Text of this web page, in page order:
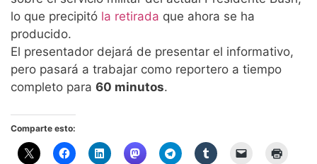
lo que precipitó la retirada que ahora se ha
producido.
El presentador dejará de presentar el informativo,
pero pasará a trabajar como reportero a tiempo
completo para 60 minutos.
Comparte esto: